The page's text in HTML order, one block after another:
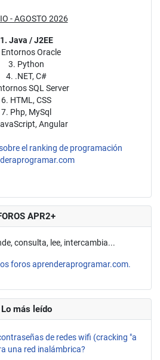
- AGOSTO 2026
1. Java / J2EE
Oracle
3. Python
4. .NET, C#
SQL Server
6. HTML, CSS
7. Php, MySql
Angular
el ranking de programación
APR2+
consulta, lee, intercambia...
foros aprenderaprogramar.com.
Lo más leído
de redes wifi (cracking "a
una red inalámbrica?